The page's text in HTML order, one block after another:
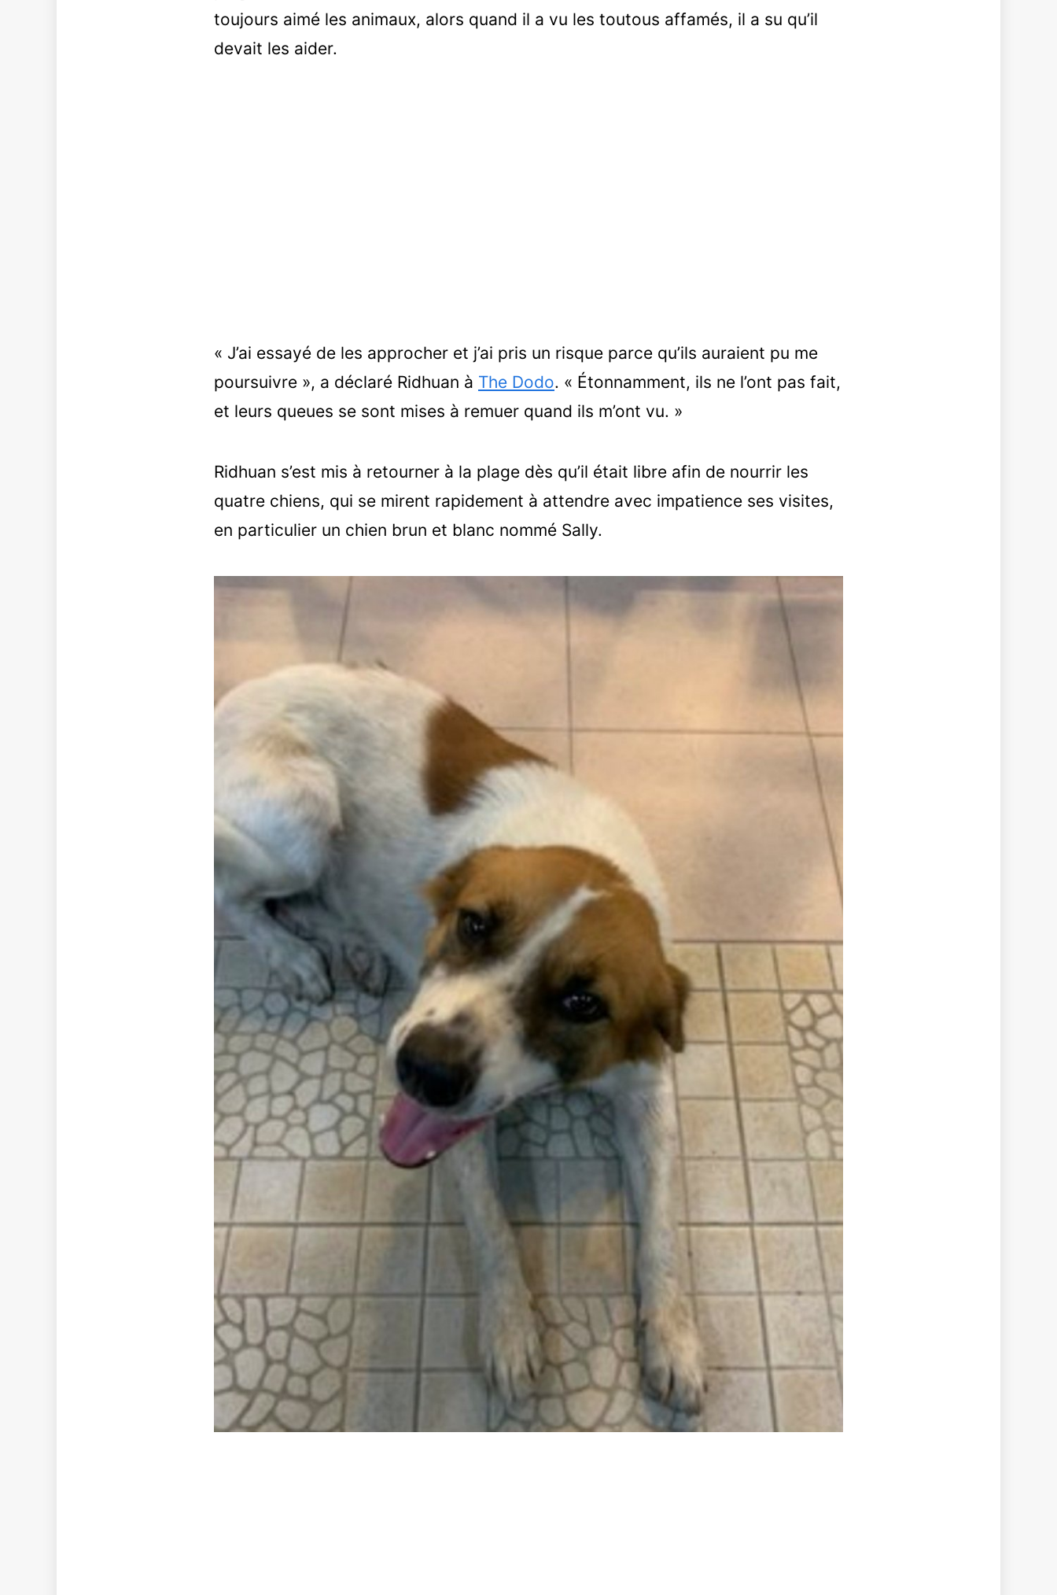
toujours aimé les animaux, alors quand il a vu les toutous affamés, il a su qu’il
devait les aider.
« J’ai essayé de les approcher et j’ai pris un risque parce qu’ils auraient pu me
poursuivre », a déclaré Ridhuan à The Dodo. « Étonnamment, ils ne l’ont pas fait,
et leurs queues se sont mises à remuer quand ils m’ont vu. »
Ridhuan s’est mis à retourner à la plage dès qu’il était libre afin de nourrir les
quatre chiens, qui se mirent rapidement à attendre avec impatience ses visites,
en particulier un chien brun et blanc nommé Sally.